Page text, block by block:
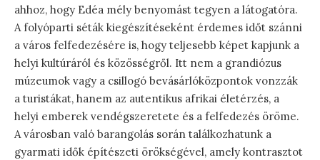
ahhoz, hogy Edéa mély benyomást tegyen a látogatóra.
A folyóparti séták kiegészítéseként érdemes időt szánni
a város felfedezésére is, hogy teljesebb képet kapjunk a
helyi kultúráról és közösségről. Itt nem a grandiózus
múzeumok vagy a csillogó bevásárlóközpontok vonzzák
a turistákat, hanem az autentikus afrikai életérzés, a
helyi emberek vendégszeretete és a felfedezés öröme.
A városban való barangolás során találkozhatunk a
gyarmati idők építészeti örökségével, amely kontrasztot